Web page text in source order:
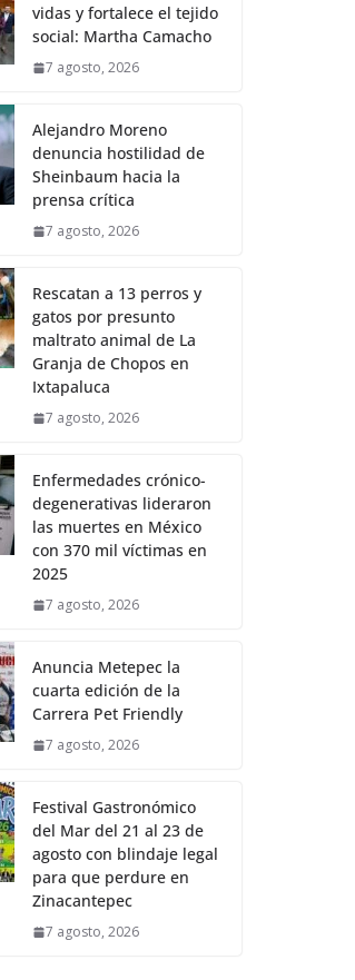
vidas y fortalece el tejido
social: Martha Camacho
7 agosto, 2026
Alejandro Moreno
denuncia hostilidad de
Sheinbaum hacia la
prensa crítica
7 agosto, 2026
Rescatan a 13 perros y
gatos por presunto
maltrato animal de La
Granja de Chopos en
Ixtapaluca
7 agosto, 2026
Enfermedades crónico-
degenerativas lideraron
las muertes en México
con 370 mil víctimas en
2025
7 agosto, 2026
Anuncia Metepec la
cuarta edición de la
Carrera Pet Friendly
7 agosto, 2026
Festival Gastronómico
del Mar del 21 al 23 de
agosto con blindaje legal
para que perdure en
Zinacantepec
7 agosto, 2026